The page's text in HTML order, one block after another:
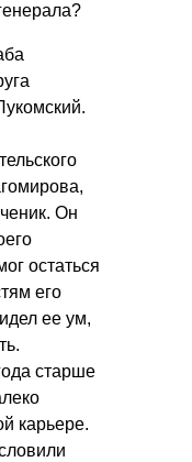
Он
остаться
его
ее ум,
старше
карьере.